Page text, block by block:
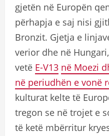
gjetën në Europën
përhapja e saj nisi
Bronzit. Gjetja e
verior dhe në
vetë E-V13 në Moezi
në periudhën e vonë
kulturat kelte të
tregon se në trojet e
të ketë mbërritur